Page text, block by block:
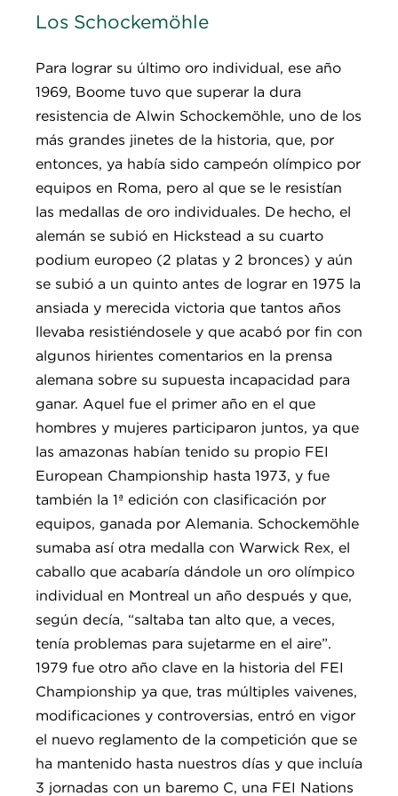
Los Schockemöhle
Para lograr su último oro individual, ese año
1969, Boome tuvo que superar la dura
resistencia de Alwin Schockemöhle, uno de los
más grandes jinetes de la historia, que, por
entonces, ya había sido campeón olímpico por
equipos en Roma, pero al que se le resistían
las medallas de oro individuales. De hecho, el
alemán se subió en Hickstead a su cuarto
podium europeo (2 platas y 2 bronces) y aún
se subió a un quinto antes de lograr en 1975 la
ansiada y merecida victoria que tantos años
llevaba resistiéndosele y que acabó por fin con
algunos hirientes comentarios en la prensa
alemana sobre su supuesta incapacidad para
ganar. Aquel fue el primer año en el que
hombres y mujeres participaron juntos, ya que
las amazonas habían tenido su propio FEI
European Championship hasta 1973, y fue
también la 1ª edición con clasificación por
equipos, ganada por Alemania. Schockemöhle
sumaba así otra medalla con Warwick Rex, el
caballo que acabaría dándole un oro olímpico
individual en Montreal un año después y que,
según decía, “saltaba tan alto que, a veces,
tenía problemas para sujetarme en el aire”.
1979 fue otro año clave en la historia del FEI
Championship ya que, tras múltiples vaivenes,
modificaciones y controversias, entró en vigor
el nuevo reglamento de la competición que se
ha mantenido hasta nuestros días y que incluía
3 jornadas con un baremo C, una FEI Nations